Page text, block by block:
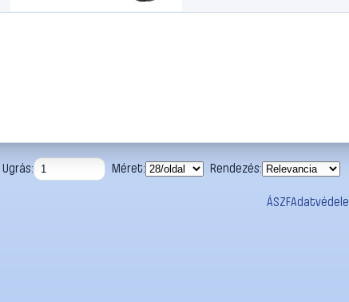
Ugrás: Méret: Rendezés:
ÁSZF